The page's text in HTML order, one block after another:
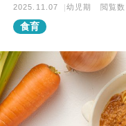
2025.11.07 幼児期 閲覧
食育